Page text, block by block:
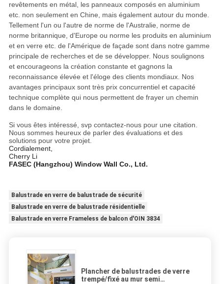
revêtements en métal, les panneaux composés en aluminium
etc. non seulement en Chine, mais également autour du monde.
Tellement l'un ou l'autre de norme de l'Australie, norme de
norme britannique, d'Europe ou norme les produits en aluminium
et en verre etc. de l'Amérique de façade sont dans notre gamme
principale de recherches et de se développer. Nous soulignons
et encourageons la création constante et gagnons la
reconnaissance élevée et l'éloge des clients mondiaux. Nos
avantages principaux sont très prix concurrentiel et capacité
technique complète qui nous permettent de frayer un chemin
dans le domaine.
Si vous êtes intéressé, svp contactez-nous pour une citation.
Nous sommes heureux de parler des évaluations et des
solutions pour votre projet.
Cordialement,
Cherry Li
FASEC (Hangzhou) Window Wall Co., Ltd.
Balustrade en verre de balustrade de sécurité
Balustrade en verre de balustrade résidentielle
Balustrade en verre Frameless de balcon d'OIN 3834
Plancher de balustrades de verre
trempé/fixé au mur semi